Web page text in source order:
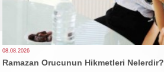
08.08.2026
Ramazan Orucunun Hikmetleri Nelerdir?